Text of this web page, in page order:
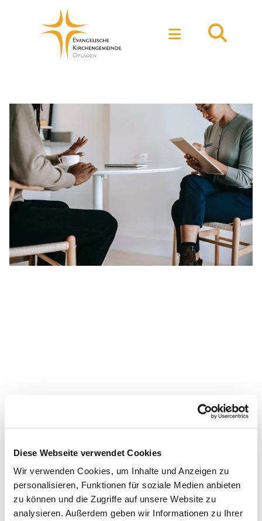
Diese Webseite verwendet Cookies
Wir verwenden Cookies, um Inhalte und Anzeigen zu
personalisieren, Funktionen für soziale Medien anbieten
zu können und die Zugriffe auf unsere Website zu
analysieren. Außerdem geben wir Informationen zu Ihrer